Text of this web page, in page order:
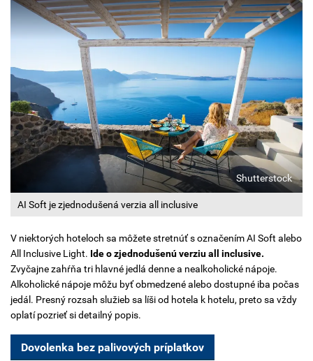
AI Soft je zjednodušená verzia all inclusive
Shutterstock
V niektorých hoteloch sa môžete stretnúť s označením AI Soft alebo
All Inclusive Light. Ide o zjednodušenú verziu all inclusive.
Zvyčajne zahŕňa tri hlavné jedlá denne a nealkoholické nápoje.
Alkoholické nápoje môžu byť obmedzené alebo dostupné iba počas
jedál. Presný rozsah služieb sa líši od hotela k hotelu, preto sa vždy
oplatí pozrieť si detailný popis.
Dovolenka bez palivových príplatkov